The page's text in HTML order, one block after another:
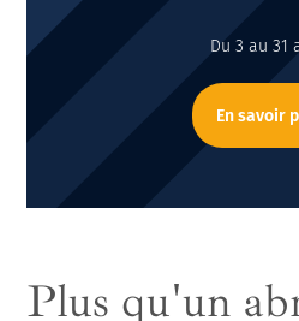
Du 3 au 31
En savoir
Plus qu'un